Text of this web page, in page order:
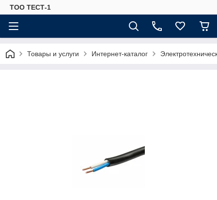
ТОО ТЕСТ-1
Товары и услуги Интернет-каталог